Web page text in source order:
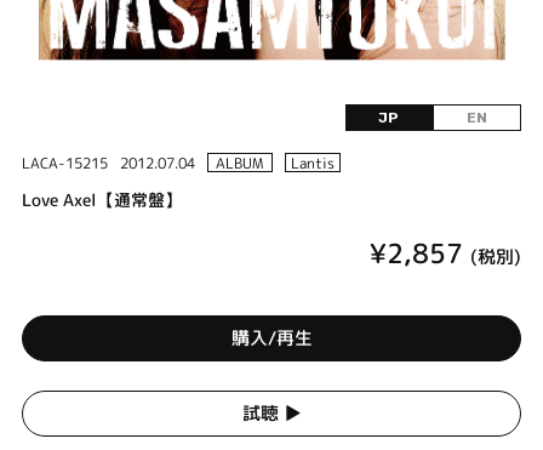
JP EN
LACA-15215 2012.07.04 ALBUM Lantis
Love Axel【通常盤】
¥2,857 (税別)
購入/再生
試聴 ▶︎